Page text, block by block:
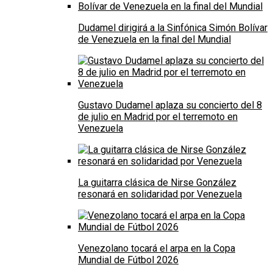
Dudamel dirigirá a la Sinfónica Simón Bolívar
de Venezuela en la final del Mundial
Gustavo Dudamel aplaza su concierto del 8
de julio en Madrid por el terremoto en
Venezuela
La guitarra clásica de Nirse González
resonará en solidaridad por Venezuela
Venezolano tocará el arpa en la Copa
Mundial de Fútbol 2026